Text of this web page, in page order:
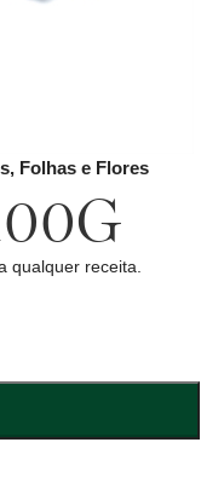
Folhas e Flores
qualquer receita.